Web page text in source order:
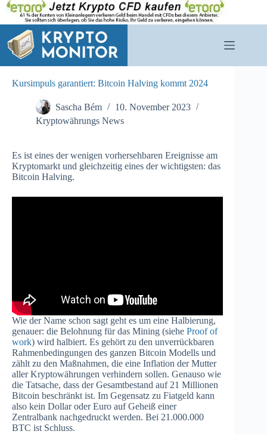
Zum
Inhalt
springen
Kursimpuls garantiert: Bitcoin Halving kommt 2024
Sascha Bém
10. November 2023
Kryptowährungs News
Es ist eines der wenigen vorhersehbaren Ereignisse am
Kryptomarkt und gleichzeitig eines der wichtigsten: das
Bitcoin Halving.
Wie der Name schon sagt geht es um eine Halbierung,
genauer: die Belohnung für das Mining (siehe Proof of
work) wird halbiert. Es gehört zu den unverrückbaren
Rahmenbedingungen des ganzen Bitcoin Modells und
zählt zu den Maßnahmen, die eine Inflation der Mutter
aller Kryptowährungen verhindern sollen. Genauso wie
die Tatsache, dass der Gesamtbestand auf 21 Millionen
Bitcoin beschränkt ist. Im Gegensatz zu Fiatgeld kann
also kein Dollar oder Euro auf Geheiß einer
Zentralbank nachgedruckt werden. Bei 21.000.000
BTC ist Schluss.